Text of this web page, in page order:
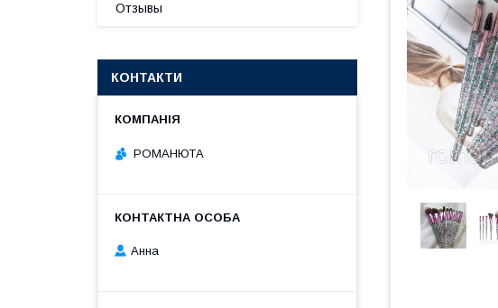
Отзывы
КОНТАКТИ
РОМАНЮТА
Анна